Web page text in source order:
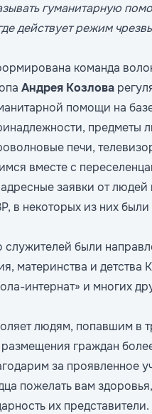
гуманитарную
действует режим
команда
Андрея Козлова
помощи на
предметы
печи,
вместе с
заявки от людей
в некоторых из них
были
материнства и детства
интернат» и многих
людям, попавшим в
граждан
за проявленное
пожелать вам
их представители.